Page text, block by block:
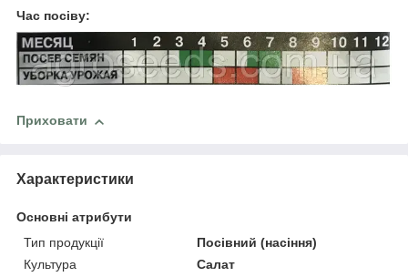
Час посіву:
Приховати
Характеристики
Основні атрибути
Тип продукції
Посівний (насіння)
Культура
Салат